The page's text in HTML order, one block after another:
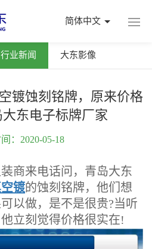
简体中文
行业新闻 大东影像
镀蚀刻铭牌，原来价格
东电子标牌厂家
：2020-05-18
来电话问，青岛大东
镀的蚀刻铭牌，他们想
以做，是不是很贵?当听
立刻觉得价格很实在!